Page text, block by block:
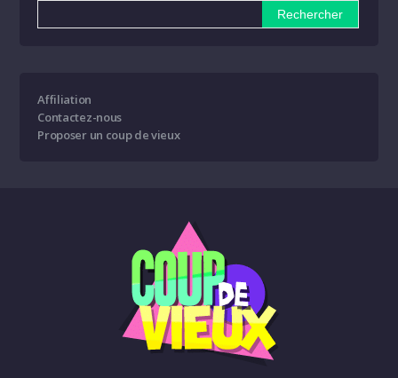
Affiliation
Contactez-nous
Proposer un coup de vieux